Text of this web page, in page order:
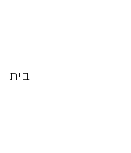
בית